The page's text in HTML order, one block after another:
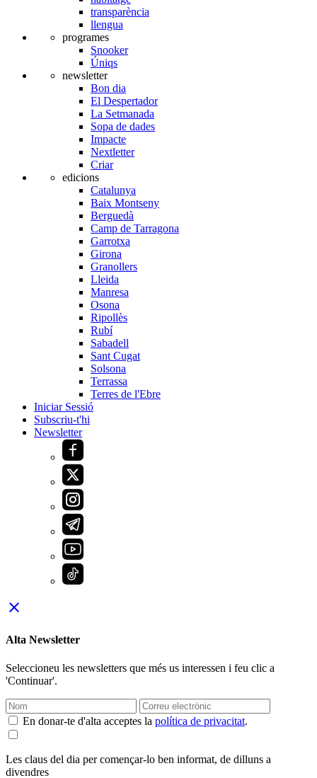
transparència
llengua
programes
Snooker
Úniqs
newsletter
Bon dia
El Despertador
La Setmanada
Sopa de dades
Impacte
Nextletter
Criar
edicions
Catalunya
Baix Montseny
Berguedà
Camp de Tarragona
Garrotxa
Girona
Granollers
Lleida
Manresa
Osona
Ripollès
Rubí
Sabadell
Sant Cugat
Solsona
Terrassa
Terres de l'Ebre
Iniciar Sessió
Subscriu-t'hi
Newsletter
close
Alta Newsletter
Seleccioneu les newsletters que més us interessen i feu clic a
'Continuar'.
En donar-te d'alta acceptes la política de privacitat.
Les claus del dia per començar-lo ben informat, de dilluns a
divendres